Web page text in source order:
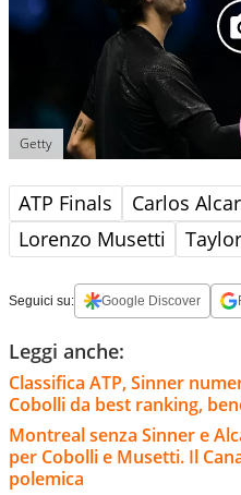
Getty
ATP Finals Carlos
Lorenzo Musetti
Seguici su: Google Discover
Leggi anche:
Classifica ATP, Sinner
Cobolli da best ranking,
Montreal senza Sinner e
per Cobolli e Musetti. Il
polemica